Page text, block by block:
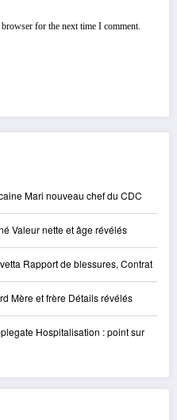
for the next time I comment.
Mari nouveau chef du CDC
Valeur nette et âge révélés
Rapport de blessures, Contrat
Mère et frère Détails révélés
Hospitalisation : point sur